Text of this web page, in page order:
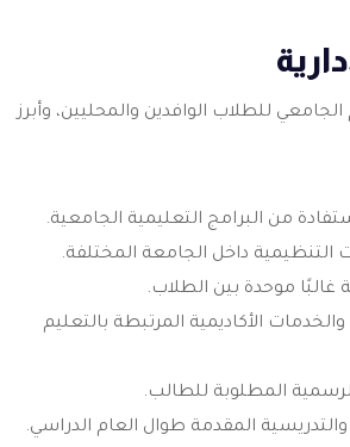
للطلاب الوافدين والمحليين، وأبرز
من البرامج التعليمية الجامعية.
التنظيمية داخل الجامعة المختلفة.
موحدة بين الطلاب.
الأكاديمية المرتبطة بالتعليم
الرسمية المطلوبة للطالب.
المقدمة طوال العام الدراسي.